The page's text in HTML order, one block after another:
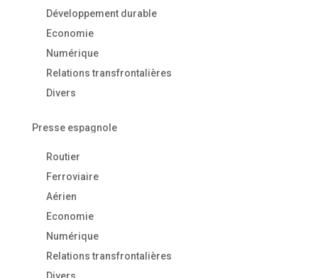
Développement durable
Economie
Numérique
Relations transfrontalières
Divers
Presse espagnole
Routier
Ferroviaire
Aérien
Economie
Numérique
Relations transfrontalières